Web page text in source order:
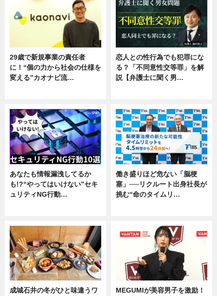
29歳で新規事業の責任者
に！“個の力から社会の仕様を
変える”カオナビ流…
恋人との性行為でも犯罪にな
る？「不同意性交等罪」を解
説【弁護士に聞く男…
あなたも情報漏洩してるか
も!?“やってはいけない”セキ
ュリティNG行動…
働き盛りほど危ない「脳梗
塞」──リクルート出身社長が
挑む“命のタイムリ…
成城石井の冬がひと味違うワ
MEGUMIが美容男子を激励！